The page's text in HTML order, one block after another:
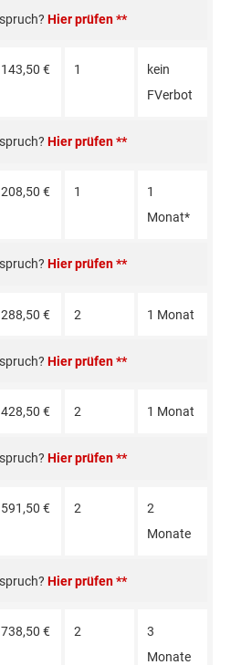
Hier prüfen **
143,50 € 1
kein
FVerbot
Hier prüfen **
208,50 € 1
1
Monat*
Hier prüfen **
288,50 € 2 1 Monat
Hier prüfen **
428,50 € 2 1 Monat
Hier prüfen **
591,50 € 2
2
Monate
Hier prüfen **
738,50 € 2
3
Monate